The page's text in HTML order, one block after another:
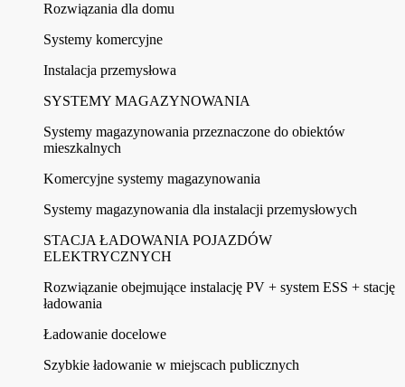
Rozwiązania dla domu
Systemy komercyjne
Instalacja przemysłowa
SYSTEMY MAGAZYNOWANIA
Systemy magazynowania przeznaczone do obiektów
mieszkalnych
Komercyjne systemy magazynowania
Systemy magazynowania dla instalacji przemysłowych
STACJA ŁADOWANIA POJAZDÓW
ELEKTRYCZNYCH
Rozwiązanie obejmujące instalację PV + system ESS + stację
ładowania
Ładowanie docelowe
Szybkie ładowanie w miejscach publicznych